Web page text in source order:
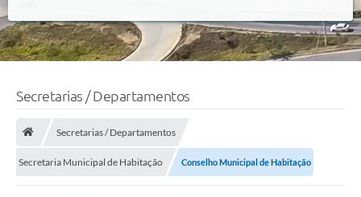
Secretarias / Departamentos
Secretarias / Departamentos
Secretaria Municipal de Habitação Conselho Municipal de Habitação